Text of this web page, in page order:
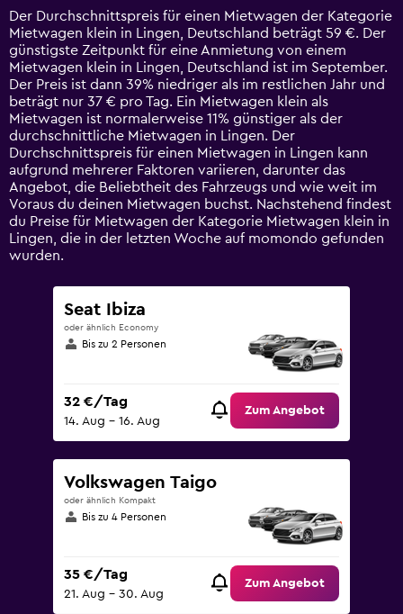
14
categories.
The
chart
has
1
Y
axis
displaying
values.
Range:
0
to
120.
Der Durchschnittspreis für einen Mietwagen der Kategorie
Mietwagen klein in Lingen, Deutschland beträgt 59 €. Der
günstigste Zeitpunkt für eine Anmietung von einem
Mietwagen klein in Lingen, Deutschland ist im September.
Der Preis ist dann 39% niedriger als im restlichen Jahr und
beträgt nur 37 € pro Tag. Ein Mietwagen klein als
Mietwagen ist normalerweise 11% günstiger als der
durchschnittliche Mietwagen in Lingen. Der
Durchschnittspreis für einen Mietwagen in Lingen kann
aufgrund mehrerer Faktoren variieren, darunter das
Angebot, die Beliebtheit des Fahrzeugs und wie weit im
Voraus du deinen Mietwagen buchst. Nachstehend findest
du Preise für Mietwagen der Kategorie Mietwagen klein in
Lingen, die in der letzten Woche auf momondo gefunden
wurden.
Seat Ibiza
oder ähnlich Economy
Bis zu 2 Personen
32 €/Tag
14. Aug – 16. Aug
Zum Angebot
Volkswagen Taigo
oder ähnlich Kompakt
Bis zu 4 Personen
35 €/Tag
21. Aug – 30. Aug
Zum Angebot